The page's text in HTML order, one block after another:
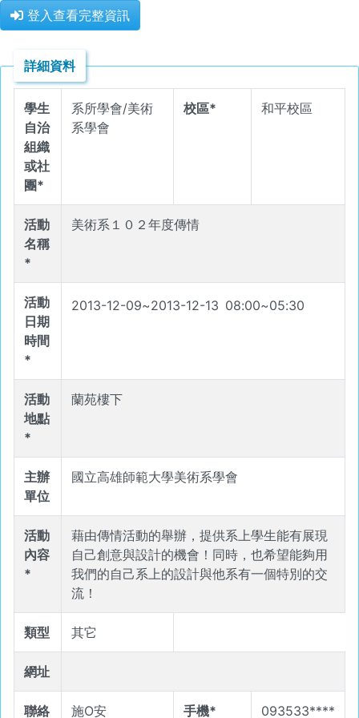
登入查看完整資訊
詳細資料
學生
自治
組織
或社
團*
系所學會/美術
系學會
校區* 和平校區
活動
名稱
*
美術系１０２年度傳情
活動
日期
時間
*
2013-12-09~2013-12-13 08:00~05:30
活動
地點
*
蘭苑樓下
主辦
單位
國立高雄師範大學美術系學會
活動
內容
*
藉由傳情活動的舉辦，提供系上學生能有展現
自己創意與設計的機會！同時，也希望能夠用
我們的自己系上的設計與他系有一個特別的交
流！
類型 其它
網址
聯絡 施O安 手機* 093533****